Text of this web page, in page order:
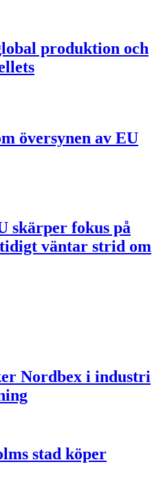
produktion och
översynen av EU
skärper fokus på
väntar strid om
Nordbex i industri
stad köper